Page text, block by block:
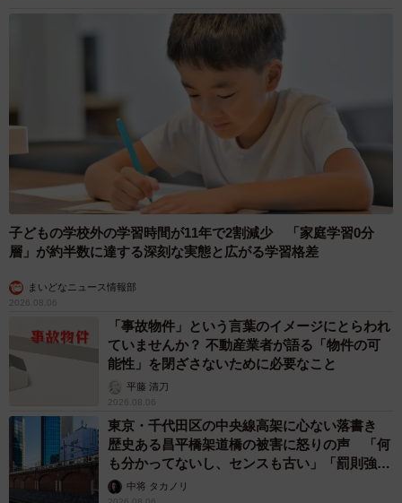
子どもの学校外の学習時間が11年で2割減少 「家庭学習0分
層」が約半数に達する深刻な実態と広がる学習格差
まいどなニュース情報部
2026.08.06
「事故物件」という言葉のイメージにとらわれ
ていませんか？ 不動産業者が語る「物件の可
能性」を閉ざさないために必要なこと
平藤 清刀
2026.08.06
東京・千代田区の中央線高架に心ない落書き
歴史ある昌平橋架道橋の被害に怒りの声 「何
も分かってないし、センスも古い」「罰則強化
して」中将 タカノリ